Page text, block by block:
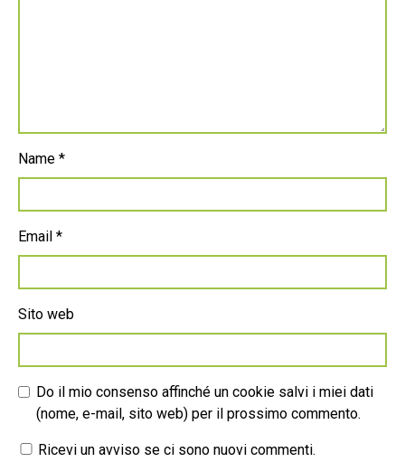
Name *
Email *
Sito web
Do il mio consenso affinché un cookie salvi i miei dati
(nome, e-mail, sito web) per il prossimo commento.
Ricevi un avviso se ci sono nuovi commenti.